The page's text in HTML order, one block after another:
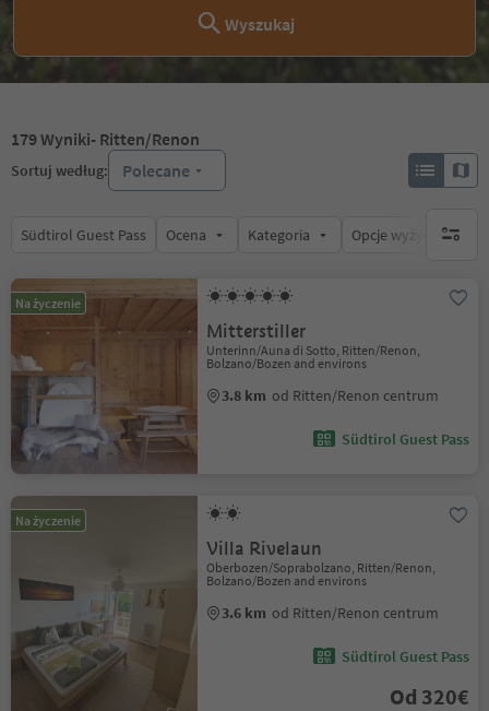
Wyszukaj
179Wyniki- Ritten/Renon
Sortuj według: Polecane
Südtirol Guest Pass Ocena Kategoria Opcje wyżywieniabrak
Na życzenie
Mitterstiller
Unterinn/Auna di Sotto, Ritten/Renon,
Bolzano/Bozen and environs
3.8 km od Ritten/Renon centrum
Südtirol Guest Pass
Na życzenie
Villa Rivelaun
Oberbozen/Soprabolzano, Ritten/Renon,
Bolzano/Bozen and environs
3.6 km od Ritten/Renon centrum
Südtirol Guest Pass
Od 320€